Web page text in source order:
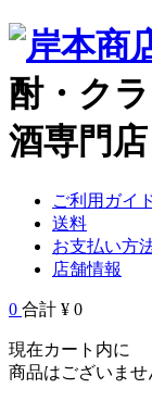
酎・ク
酒専門店
ご利用ガイ
送料
お支払い方
店舗情報
0 合計 ¥ 0
現在カート内に
商品はございませ